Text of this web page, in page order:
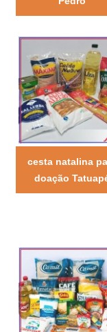
cesta natalina
doação